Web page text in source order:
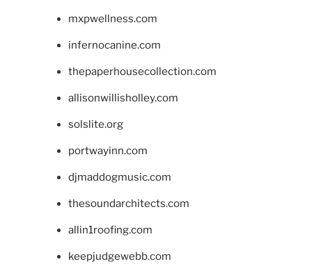
mxpwellness.com
infernocanine.com
thepaperhousecollection.com
allisonwillisholley.com
solslite.org
portwayinn.com
djmaddogmusic.com
thesoundarchitects.com
allin1roofing.com
keepjudgewebb.com